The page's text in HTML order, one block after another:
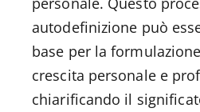
autodefinizione può
base per la
crescita personale e
chiarificando il